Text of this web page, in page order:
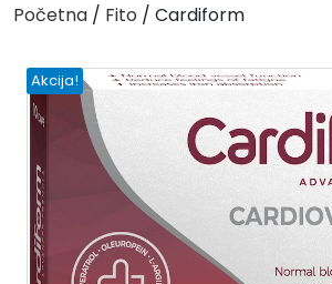
Početna / Fito / Cardiform
Akcija!